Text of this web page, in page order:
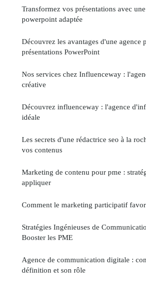
Transformez vos présentations avec
powerpoint adaptée
Découvrez les avantages d'une agence
présentations PowerPoint
Nos services chez Influenceway :
créative
Découvrez influenceway : l'agence
idéale
Les secrets d'une rédactrice seo à la
vos contenus
Marketing de contenu pour pme :
appliquer
Comment le marketing participatif
Stratégies Ingénieuses de
Booster les PME
Agence de communication digitale :
définition et son rôle